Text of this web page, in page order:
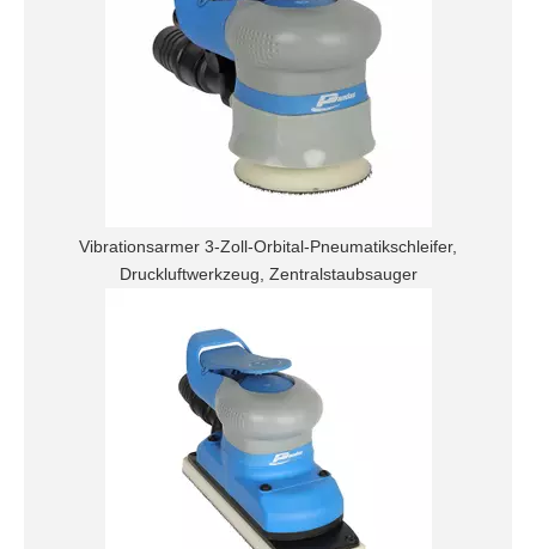
Vibrationsarmer 3-Zoll-Orbital-Pneumatikschleifer,
Druckluftwerkzeug, Zentralstaubsauger